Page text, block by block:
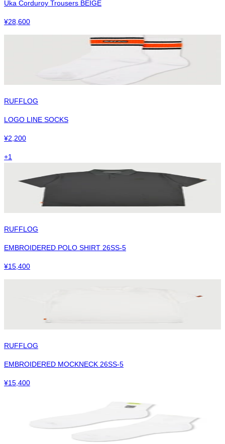
Uka Corduroy Trousers BEIGE
¥28,600
RUFFLOG
LOGO LINE SOCKS
¥2,200
+1
RUFFLOG
EMBROIDERED POLO SHIRT 26SS-5
¥15,400
RUFFLOG
EMBROIDERED MOCKNECK 26SS-5
¥15,400